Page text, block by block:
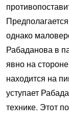
однако
Рабаданова в
явно на
находится на
уступает
технике. Этот